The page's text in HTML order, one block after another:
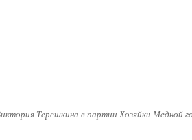
Терешкина в партии Хозяйки Медной